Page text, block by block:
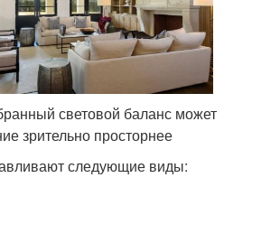
световой баланс может
зрительно просторнее
следующие виды: